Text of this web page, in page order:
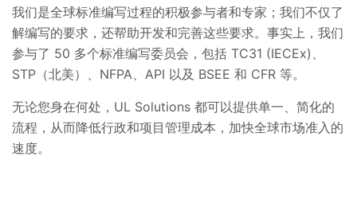
我们是全球标准编写过程的积极参与者和专家；我们不仅了
解编写的要求，还帮助开发和完善这些要求。事实上，我们
参与了 50 多个标准编写委员会，包括 TC31 (IECEx)、
STP（北美）、NFPA、API 以及 BSEE 和 CFR 等。
无论您身在何处，UL Solutions 都可以提供单一、简化的
流程，从而降低行政和项目管理成本，加快全球市场准入的
速度。